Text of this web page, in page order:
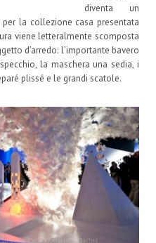
diventa un
la collezione casa presentata
viene letteralmente scomposta
d’arredo: l’importante bavero
la maschera una sedia, i
plissé e le grandi scatole.